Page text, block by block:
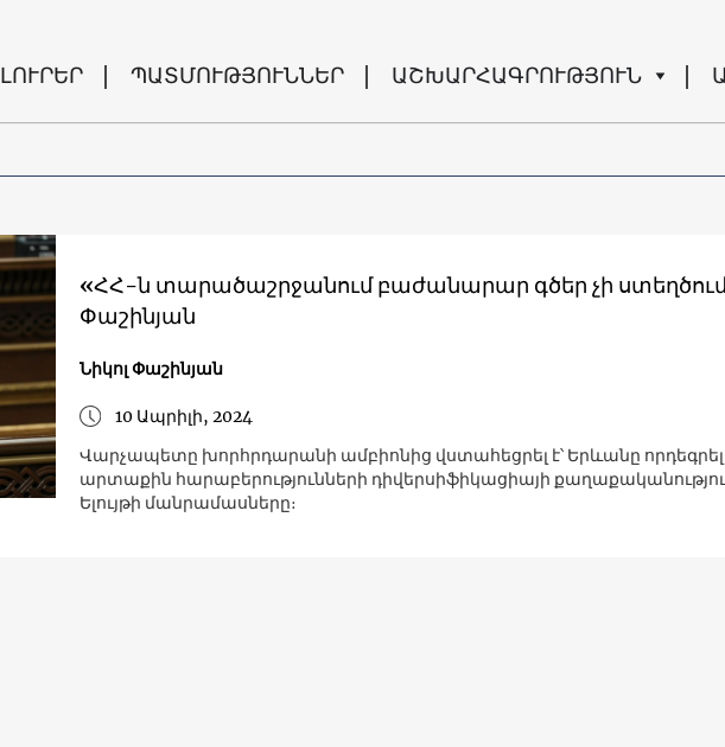
ԼՈՒՐԵՐ ՊԱՏՄՈՒԹՅՈՒՆՆԵՐ ԱՇԽԱՐՀԱԳՐՈՒԹՅՈՒՆ
«ՀՀ-ն տարածաշրջանում բաժանարար գծեր չի
Փաշինյան
Նիկոլ Փաշինյան
10 Ապրիլի, 2024
Վարչապետը խորհրդարանի ամբիոնից վստահեցրել է՝ Երևանը որդեգրել
արտաքին հարաբերությունների դիվերսիֆիկացիայի
Ելույթի մանրամասները։